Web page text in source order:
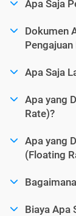
Apa Saja
Dokumen
Pengajuan
Apa Saja
Apa yang
Rate)?
Apa yang
(Floating
Biaya Apa